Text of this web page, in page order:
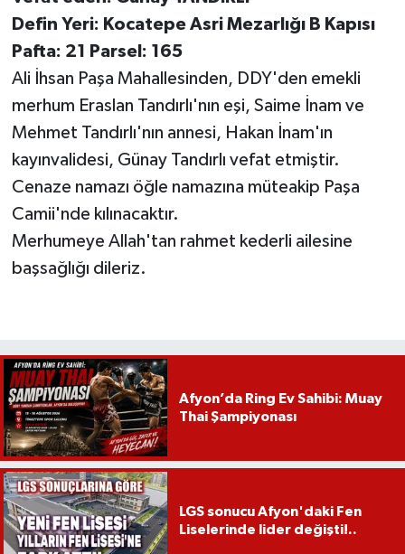
Defin Yeri: Kocatepe Asri Mezarlığı B Kapısı
Pafta: 21 Parsel: 165
Ali İhsan Paşa Mahallesinden, DDY'den emekli
merhum Eraslan Tandırlı'nın eşi, Saime İnam ve
Mehmet Tandırlı'nın annesi, Hakan İnam'ın
kayınvalidesi, Günay Tandırlı vefat etmiştir.
Cenaze namazı öğle namazına müteakip Paşa
Camii'nde kılınacaktır.
Merhumeye Allah'tan rahmet kederli ailesine
başsağlığı dileriz.
Afyon’da Ring Ev Sahibi: Muay
Thai Şampiyonası
LGS sonucu Afyon'daki Fen
Liselerinde lider değişti!..